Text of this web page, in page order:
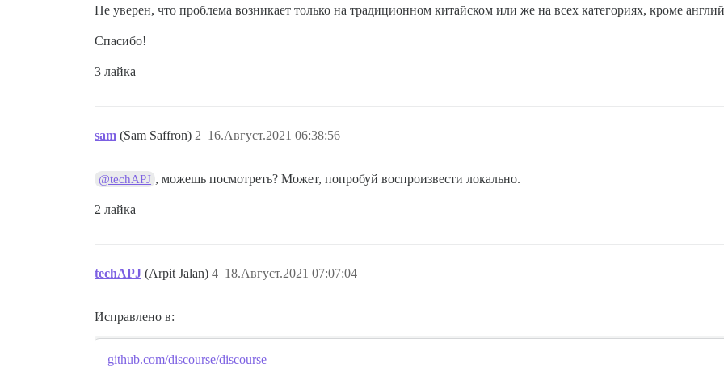
Не уверен, что проблема возникает только на традиционном китайском или же на всех категориях, кроме
Спасибо!
3 лайка
sam (Sam Saffron) 16.Август.2021 06:38:56
2
@techAPJ , можешь посмотреть? Может, попробуй воспроизвести локально.
2 лайка
techAPJ (Arpit Jalan) 18.Август.2021 07:07:04
4
Исправлено в:
github.com/discourse/discourse